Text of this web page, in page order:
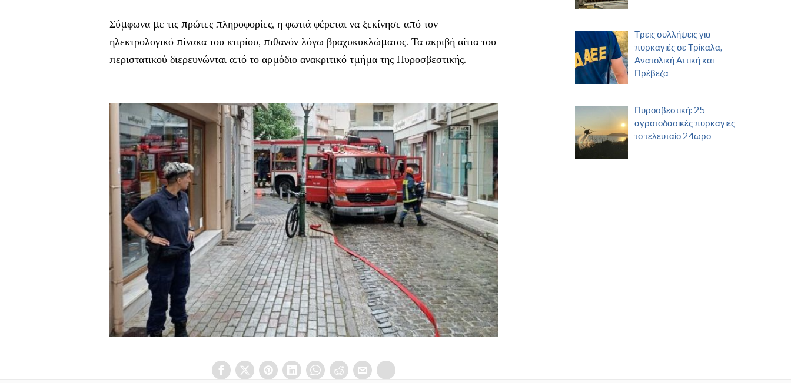
Σύμφωνα με τις πρώτες πληροφορίες, η φωτιά φέρεται να ξεκίνησε από τον
ηλεκτρολογικό πίνακα του κτιρίου, πιθανόν λόγω βραχυκυκλώματος. Τα ακριβή αίτια του
περιστατικού διερευνώνται από το αρμόδιο ανακριτικό τμήμα της Πυροσβεστικής.
Τρεις συλλήψεις για
πυρκαγιές σε Τρίκαλα,
Ανατολική Αττική και
Πρέβεζα
Πυροσβεστική: 25
αγροτοδασικές πυρκαγιές
το τελευταίο 24ωρο